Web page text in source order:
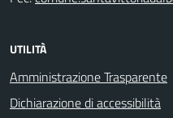
UTILITÀ
Amministrazione Trasparente
Dichiarazione di accessibilità